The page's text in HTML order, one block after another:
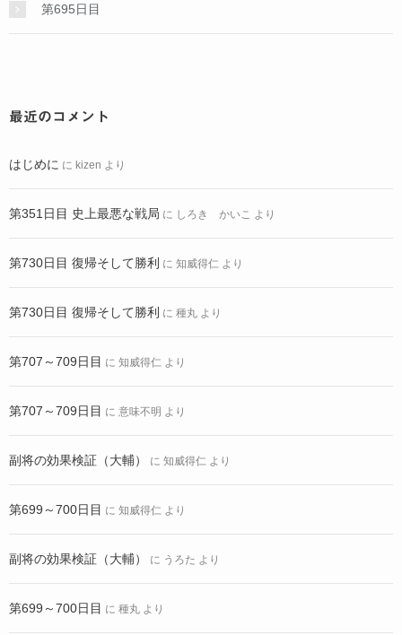
第695日目
最近のコメント
はじめに に kizen より
第351日目 史上最悪な戦局 に しろき かいこ より
第730日目 復帰そして勝利 に 知威得仁 より
第730日目 復帰そして勝利 に 種丸 より
第707～709日目 に 知威得仁 より
第707～709日目 に 意味不明 より
副将の効果検証（大輔） に 知威得仁 より
第699～700日目 に 知威得仁 より
副将の効果検証（大輔） に うろた より
第699～700日目 に 種丸 より